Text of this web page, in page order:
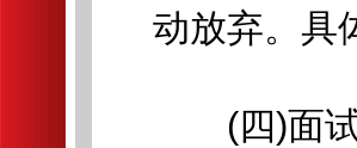
动放弃。具
(四)面